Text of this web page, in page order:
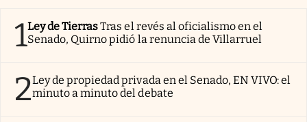
1Ley de TierrasTras el revés al oficialismo en el
Senado, Quirno pidió la renuncia de Villarruel
2Ley de propiedad privada en el Senado, EN VIVO: el
minuto a minuto del debate